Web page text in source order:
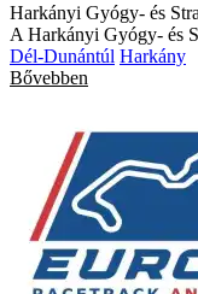
Harkányi Gyógy- és
A Harkányi Gyógy- és
Dél-Dunántúl Harkány
Bővebben